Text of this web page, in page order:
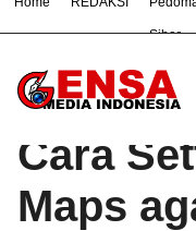
Siber
# Bekasi Bogor
Beranda/Teknologi
Cara
Maps